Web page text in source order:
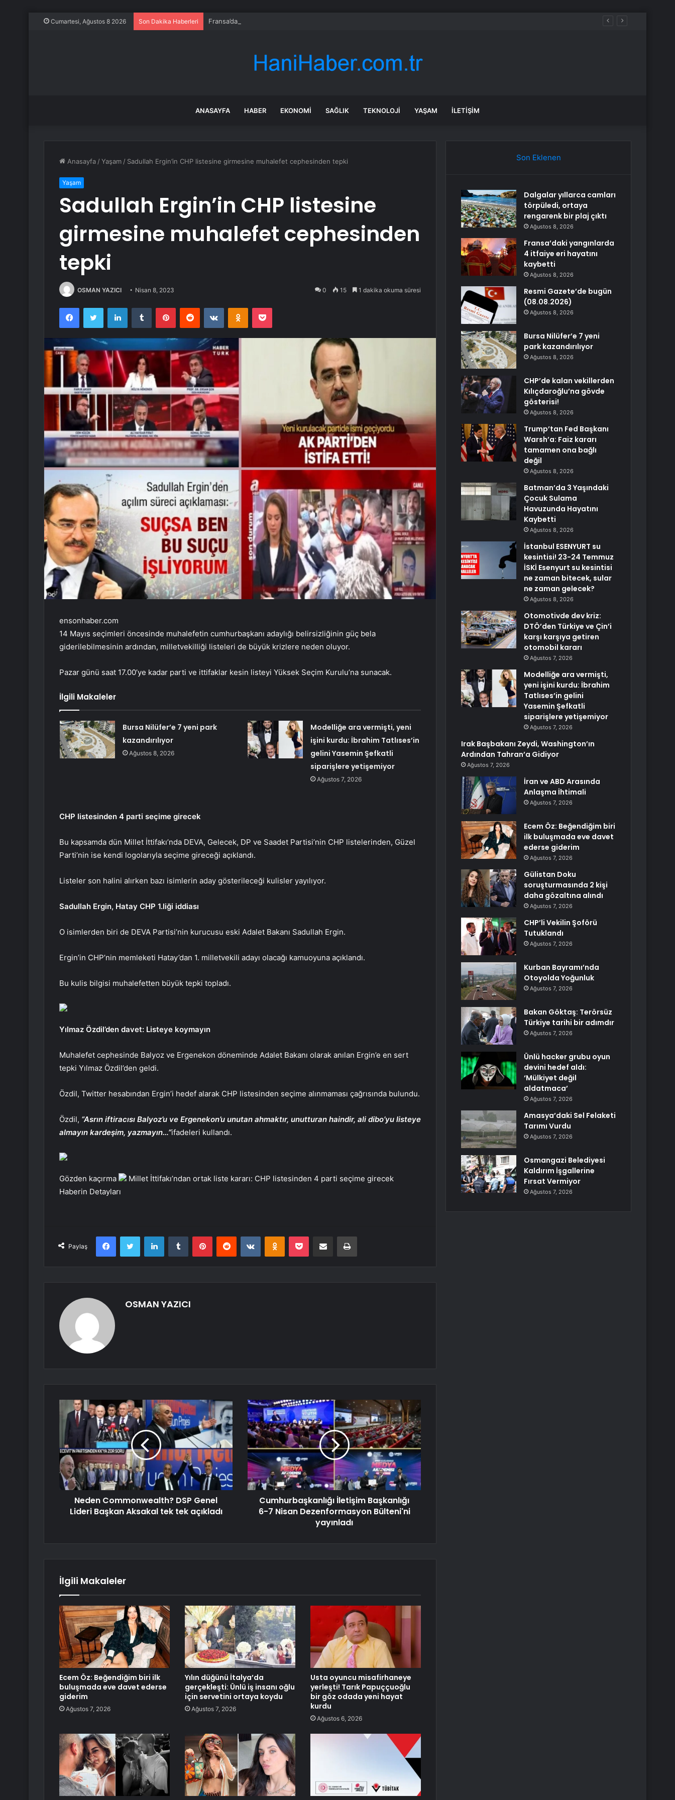
Cumartesi, Ağustos 8 2026 Son Dakika Haberleri Fransa’daki yangınlarda 4 itfaiye eri hayatını kaybetti
ANASAYFA HABER EKONOMI SAĞLIK TEKNOLOJI YAŞAM İLETIŞIM
Anasayfa /Yaşam / Sadullah Ergin’in CHP listesine girmesine muhalefet cephesinden tepki
Yaşam
Sadullah Ergin’in CHP listesine
girmesine muhalefet cephesinden
tepki
OSMAN YAZICI Nisan 8, 2023 0 15 1 dakika okuma süresi
FacebookTwitter LinkedInTumblr PinterestReddit VKontakteOdnoklassniki
Pocket
ensonhaber.com
14 Mayıs seçimleri öncesinde muhalefetin cumhurbaşkanı adaylığı belirsizliğinin güç bela
giderilebilmesinin ardından, milletvekilliği listeleri de büyük krizlere neden oluyor.
Pazar günü saat 17.00’ye kadar parti ve ittifaklar kesin listeyi Yüksek Seçim Kurulu’na sunacak.
İlgili Makaleler
Bursa Nilüfer’e 7 yeni park
kazandırılıyor
Ağustos 8, 2026
Modelliğe ara vermişti, yeni
işini kurdu: İbrahim Tatlıses’in
gelini Yasemin Şefkatli
siparişlere yetişemiyor
Ağustos 7, 2026
CHP listesinden 4 parti seçime girecek
Bu kapsamda dün Millet İttifakı’nda DEVA, Gelecek, DP ve Saadet Partisi’nin CHP listelerinden, Güzel
Parti’nin ise kendi logolarıyla seçime gireceği açıklandı.
Listeler son halini alırken bazı isimlerin aday gösterileceği kulisler yayılıyor.
Sadullah Ergin, Hatay CHP 1.liği iddiası
O isimlerden biri de DEVA Partisi’nin kurucusu eski Adalet Bakanı Sadullah Ergin.
Ergin’in CHP’nin memleketi Hatay’dan 1. milletvekili adayı olacağı kamuoyuna açıklandı.
Bu kulis bilgisi muhalefetten büyük tepki topladı.
Yılmaz Özdil’den davet: Listeye koymayın
Muhalefet cephesinde Balyoz ve Ergenekon döneminde Adalet Bakanı olarak anılan Ergin’e en sert
tepki Yılmaz Özdil’den geldi.
Özdil, Twitter hesabından Ergin’i hedef alarak CHP listesinden seçime alınmaması çağrısında bulundu.
Özdil, “Asrın iftiracısı Balyoz’u ve Ergenekon’u unutan ahmaktır, unutturan haindir, ali dibo’yu listeye
almayın kardeşim, yazmayın…”ifadeleri kullandı.
Gözden kaçırma
Millet İttifakı’ndan ortak liste kararı: CHP listesinden 4 parti seçime girecek
Haberin Detayları
Paylaş
FacebookTwitter LinkedInTumblr PinterestReddit VKontakteOdnoklassniki
Pocket E-Posta ile paylaş Yazdır
OSMAN YAZICI
Neden Commonwealth? DSP Genel
Lideri Başkan Aksakal tek tek açıkladı
Cumhurbaşkanlığı İletişim Başkanlığı
6-7 Nisan Dezenformasyon Bülteni'ni
yayınladı
İlgili Makaleler
Ecem Öz: Beğendiğim biri ilk
buluşmada eve davet ederse
giderim
Ağustos 7, 2026
Yılın düğünü İtalya’da
gerçekleşti: Ünlü iş insanı oğlu
için servetini ortaya koydu
Ağustos 7, 2026
Usta oyuncu misafirhaneye
yerleşti! Tarık Papuççuoğlu
bir göz odada yeni hayat
kurdu
Ağustos 6, 2026
Son Eklenen
Dalgalar yıllarca camları
törpüledi, ortaya
rengarenk bir plaj çıktı
Ağustos 8, 2026
Fransa’daki yangınlarda
4 itfaiye eri hayatını
kaybetti
Ağustos 8, 2026
Resmi Gazete’de bugün
(08.08.2026)
Ağustos 8, 2026
Bursa Nilüfer’e 7 yeni
park kazandırılıyor
Ağustos 8, 2026
CHP’de kalan vekillerden
Kılıçdaroğlu’na gövde
gösterisi!
Ağustos 8, 2026
Trump’tan Fed Başkanı
Warsh’a: Faiz kararı
tamamen ona bağlı
değil
Ağustos 8, 2026
Batman’da 3 Yaşındaki
Çocuk Sulama
Havuzunda Hayatını
Kaybetti
Ağustos 8, 2026
İstanbul ESENYURT su
kesintisi! 23-24 Temmuz
İSKİ Esenyurt su kesintisi
ne zaman bitecek, sular
ne zaman gelecek?
Ağustos 8, 2026
Otomotivde dev kriz:
DTÖ’den Türkiye ve Çin’i
karşı karşıya getiren
otomobil kararı
Ağustos 7, 2026
Modelliğe ara vermişti,
yeni işini kurdu: İbrahim
Tatlıses’in gelini
Yasemin Şefkatli
siparişlere yetişemiyor
Ağustos 7, 2026
Irak Başbakanı Zeydi, Washington’ın
Ardından Tahran’a Gidiyor
Ağustos 7, 2026
İran ve ABD Arasında
Anlaşma İhtimali
Ağustos 7, 2026
Ecem Öz: Beğendiğim biri
ilk buluşmada eve davet
ederse giderim
Ağustos 7, 2026
Gülistan Doku
soruşturmasında 2 kişi
daha gözaltına alındı
Ağustos 7, 2026
CHP’li Vekilin Şoförü
Tutuklandı
Ağustos 7, 2026
Kurban Bayramı’nda
Otoyolda Yoğunluk
Ağustos 7, 2026
Bakan Göktaş: Terörsüz
Türkiye tarihi bir adımdır
Ağustos 7, 2026
Ünlü hacker grubu oyun
devini hedef aldı:
‘Mülkiyet değil
aldatmaca’
Ağustos 7, 2026
Amasya’daki Sel Felaketi
Tarımı Vurdu
Ağustos 7, 2026
Osmangazi Belediyesi
Kaldırım İşgallerine
Fırsat Vermiyor
Ağustos 7, 2026